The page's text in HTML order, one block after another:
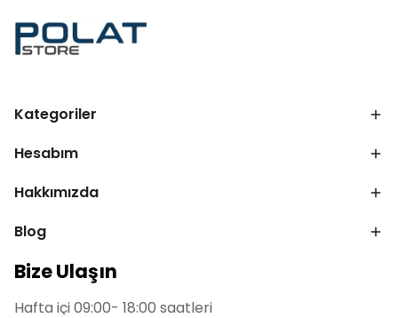
Kategoriler
Hesabım
Hakkımızda
Blog
Bize Ulaşın
Hafta içi 09:00- 18:00 saatleri